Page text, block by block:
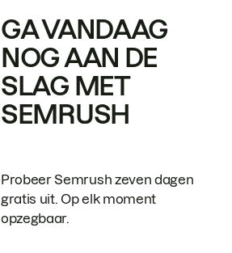
GA VANDAAG
NOG AAN DE
SLAG MET
SEMRUSH
Probeer Semrush zeven dagen
gratis uit. Op elk moment
opzegbaar.